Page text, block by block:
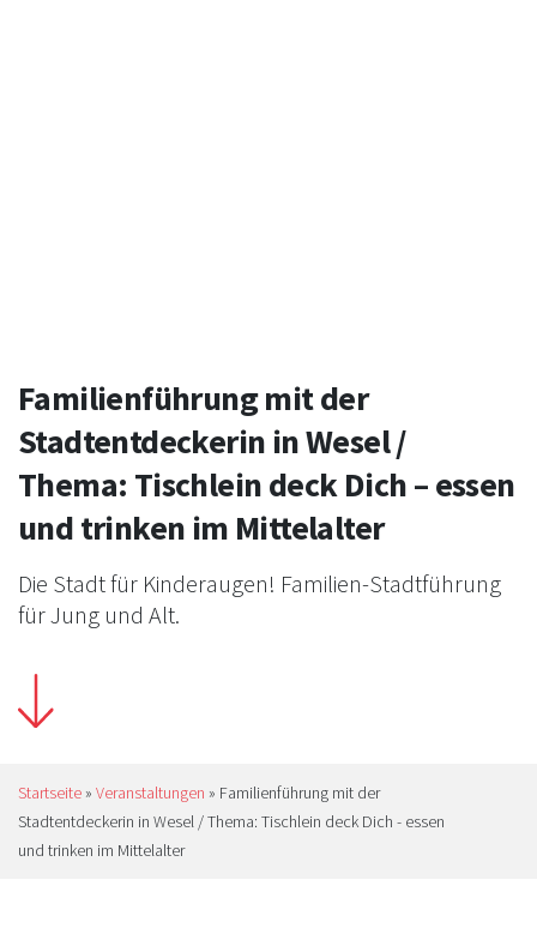
Familienführung mit der
Stadtentdeckerin in Wesel /
Thema: Tischlein deck Dich – essen
und trinken im Mittelalter
Die Stadt für Kinderaugen! Familien-Stadtführung
für Jung und Alt.
Startseite » Veranstaltungen » Familienführung mit der
Stadtentdeckerin in Wesel / Thema: Tischlein deck Dich - essen
und trinken im Mittelalter